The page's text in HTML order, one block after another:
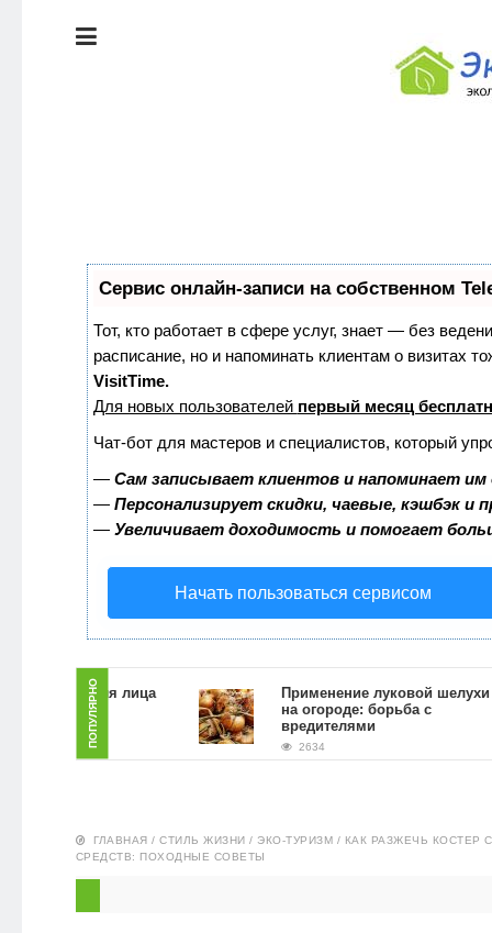
ЭКОЛОГИЯ
СТИЛЬ
ЖИЗНИ
ЭКОЛОГИЯ
ДОМА
КРАСОТА И
ЗДОРОВЬЕ
НОВОСТИ
Сервис онлайн-записи на собственном
Тот, кто работает в сфере услуг, знает — без
расписание, но и напоминать клиентам о
VisitTime.
Для новых пользователей первый месяц
Чат-бот для мастеров и специалистов, который
— Сам записывает клиентов и напоминает им
— Персонализирует скидки, чаевые, кэшбэк и
— Увеличивает доходимость и помогает
Начать пользоваться сервисом
ПОПУЛЯРНО
скраб для лица
Применение луковой шелухи
на огороде: борьба с
вредителями
2634
ГЛАВНАЯ /СТИЛЬ ЖИЗНИ / ЭКО-ТУРИЗМ / КАК РАЗЖЕЧЬ
СРЕДСТВ: ПОХОДНЫЕ СОВЕТЫ